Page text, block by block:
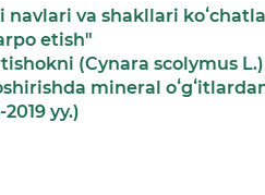
navlari va shakllari
etish"
(Cynara scolymus L.)
mineral
yy.)